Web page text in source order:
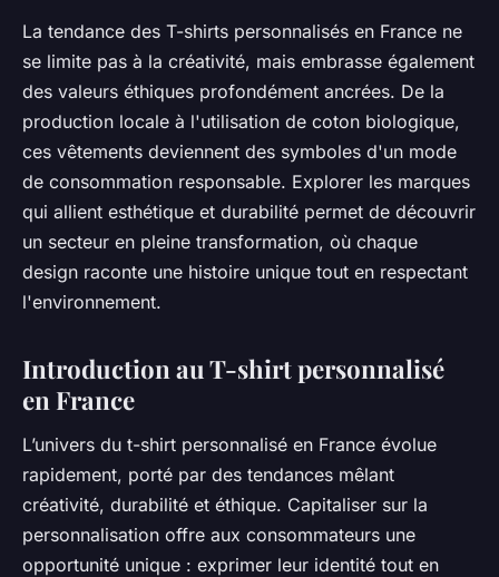
La tendance des T-shirts personnalisés en France ne
se limite pas à la créativité, mais embrasse également
des valeurs éthiques profondément ancrées. De la
production locale à l'utilisation de coton biologique,
ces vêtements deviennent des symboles d'un mode
de consommation responsable. Explorer les marques
qui allient esthétique et durabilité permet de découvrir
un secteur en pleine transformation, où chaque
design raconte une histoire unique tout en respectant
l'environnement.
Introduction au T-shirt personnalisé
en France
L’univers du t-shirt personnalisé en France évolue
rapidement, porté par des tendances mêlant
créativité, durabilité et éthique. Capitaliser sur la
personnalisation offre aux consommateurs une
opportunité unique : exprimer leur identité tout en